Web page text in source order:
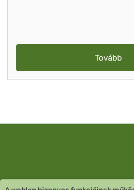
Tovább